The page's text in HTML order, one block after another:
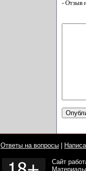
- Отзыв
Ответы на вопросы
Сайт